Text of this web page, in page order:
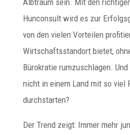
Hunconsult wird es zur
von den vielen Vorteilen
Wirtschaftsstandort bietet,
Bürokratie rumzuschlagen.
nicht in einem Land mit so viel
durchstarten?
Der Trend zeigt: Immer mehr